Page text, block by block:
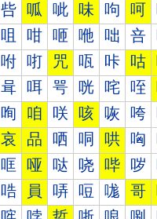
呰 呱 呲 味 呴 呵
咀 咁 咂 咃 咄 咅
咐 咑 咒 咓 咔 咕
咠 咡 咢 咣 咤 咥
咰 咱 咲 咳 咴 咵
哀 品 哂 哃 哄 哅
哐 哑 哒 哓 哔 哕
哠 員 哢 哣 哤 哥